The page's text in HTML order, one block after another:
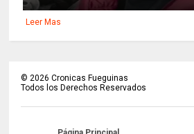
Leer Mas
© 2026 Cronicas Fueguinas
Todos los Derechos Reservados